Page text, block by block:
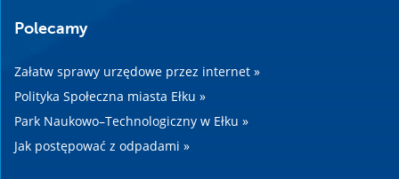
Polecamy
Załatw sprawy urzędowe przez internet »
Polityka Społeczna miasta Ełku »
Park Naukowo–Technologiczny w Ełku »
Jak postępować z odpadami »